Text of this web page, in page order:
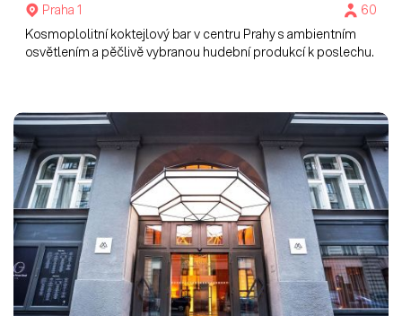
Praha 1
60
Kosmoplolitní koktejlový bar v centru Prahy s ambientním
osvětlením a pěčlivě vybranou hudební produkcí k poslechu.